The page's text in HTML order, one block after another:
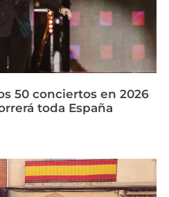
50 conciertos en 2026
toda España